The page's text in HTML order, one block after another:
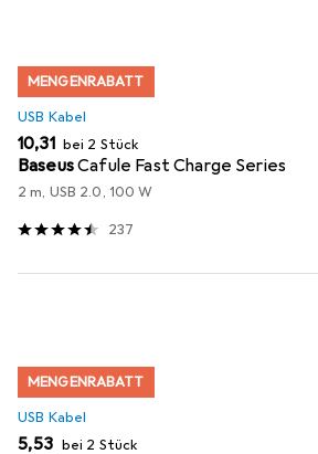
MENGENRABATT
USB Kabel
EUR
10,31 bei 2 Stück
BaseusCafule Fast Charge Series
2 m, USB 2.0, 100 W
237
MENGENRABATT
USB Kabel
EUR
5,53 bei 2 Stück